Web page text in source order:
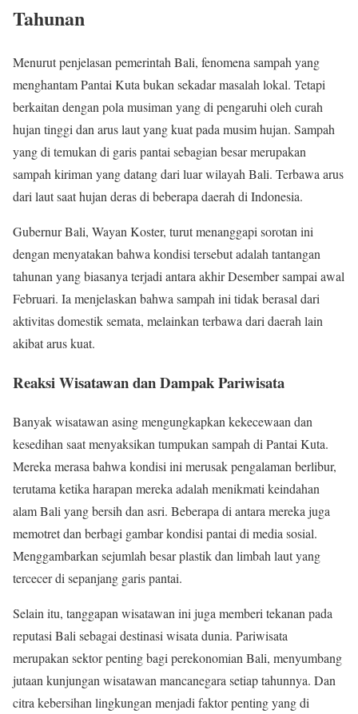
Tahunan
Menurut penjelasan pemerintah Bali, fenomena sampah yang
menghantam Pantai Kuta bukan sekadar masalah lokal. Tetapi
berkaitan dengan pola musiman yang di pengaruhi oleh curah
hujan tinggi dan arus laut yang kuat pada musim hujan. Sampah
yang di temukan di garis pantai sebagian besar merupakan
sampah kiriman yang datang dari luar wilayah Bali. Terbawa arus
dari laut saat hujan deras di beberapa daerah di Indonesia.
Gubernur Bali, Wayan Koster, turut menanggapi sorotan ini
dengan menyatakan bahwa kondisi tersebut adalah tantangan
tahunan yang biasanya terjadi antara akhir Desember sampai awal
Februari. Ia menjelaskan bahwa sampah ini tidak berasal dari
aktivitas domestik semata, melainkan terbawa dari daerah lain
akibat arus kuat.
Reaksi Wisatawan dan Dampak Pariwisata
Banyak wisatawan asing mengungkapkan kekecewaan dan
kesedihan saat menyaksikan tumpukan sampah di Pantai Kuta.
Mereka merasa bahwa kondisi ini merusak pengalaman berlibur,
terutama ketika harapan mereka adalah menikmati keindahan
alam Bali yang bersih dan asri. Beberapa di antara mereka juga
memotret dan berbagi gambar kondisi pantai di media sosial.
Menggambarkan sejumlah besar plastik dan limbah laut yang
tercecer di sepanjang garis pantai.
Selain itu, tanggapan wisatawan ini juga memberi tekanan pada
reputasi Bali sebagai destinasi wisata dunia. Pariwisata
merupakan sektor penting bagi perekonomian Bali, menyumbang
jutaan kunjungan wisatawan mancanegara setiap tahunnya. Dan
citra kebersihan lingkungan menjadi faktor penting yang di